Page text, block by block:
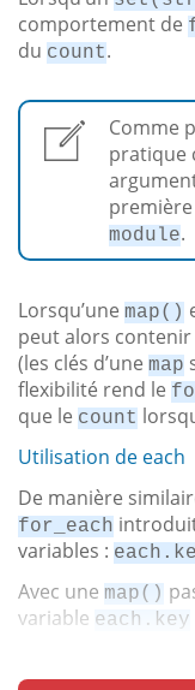
comportement de
du count.
Comme
pratique
première
module.
Lorsqu’une map()
peut alors contenir
(les clés d’une map
flexibilité rend le
que le count
Utilisation de each
De manière
for_each
variables :
Avec une map()
variable each.key